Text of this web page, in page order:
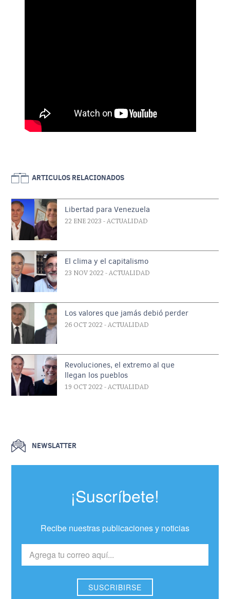
ARTICULOS RELACIONADOS
Libertad para Venezuela
22 ENE 2023 - ACTUALIDAD
El clima y el capitalismo
23 NOV 2022 - ACTUALIDAD
Los valores que jamás debió perder
26 OCT 2022 - ACTUALIDAD
Revoluciones, el extremo al que
llegan los pueblos
19 OCT 2022 - ACTUALIDAD
NEWSLATTER
¡Suscríbete!
Recibe nuestras publicaciones y noticias